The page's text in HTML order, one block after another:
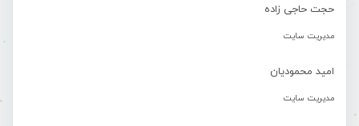
حجت حاجی زاده
مدیریت سایت
امید محمودیان
مدیریت سایت